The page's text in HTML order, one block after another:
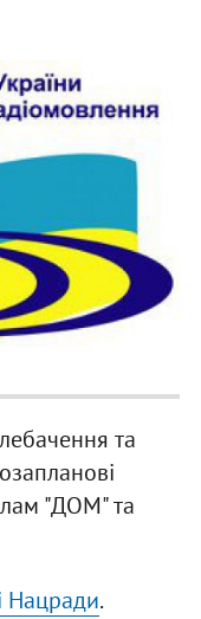
та
"ДОМ" та
Нацради.